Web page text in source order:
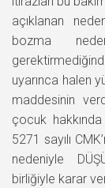
açıklanan
bozma
uyarınca halen
maddesinin
çocuk hakkında
5271 sayılı
nedeniyle
birliğiyle karar